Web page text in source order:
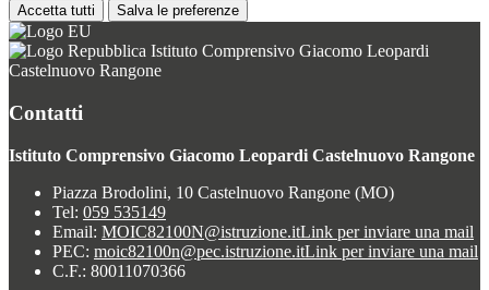
Accetta tutti Salva le preferenze
Istituto Comprensivo Giacomo Leopardi
Castelnuovo Rangone
Contatti
Istituto Comprensivo Giacomo Leopardi Castelnuovo Rangone
Piazza Brodolini, 10 Castelnuovo Rangone (MO)
Tel: 059 535149
Email: MOIC82100N@istruzione.itLink per inviare una mail
PEC: moic82100n@pec.istruzione.itLink per inviare una mail
C.F.: 80011070366